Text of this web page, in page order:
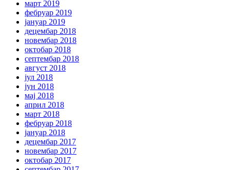
март 2019
фебруар 2019
јануар 2019
децембар 2018
новембар 2018
октобар 2018
септембар 2018
август 2018
јул 2018
јун 2018
мај 2018
април 2018
март 2018
фебруар 2018
јануар 2018
децембар 2017
новембар 2017
октобар 2017